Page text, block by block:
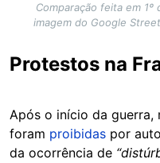
Comparação feita em
imagem do Google
Protestos na
Após o início da
foram proibidas por
da ocorrência de